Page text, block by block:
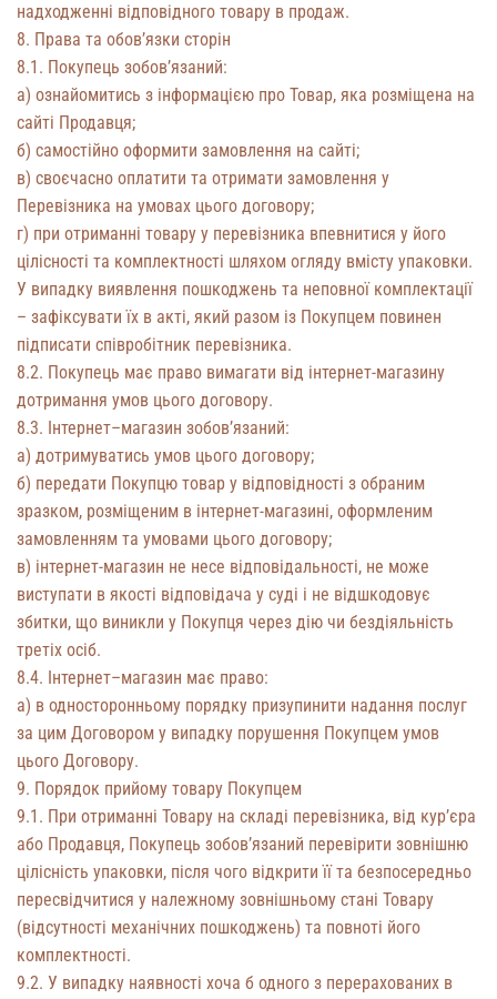
надходженні відповідного товару в продаж.
8. Права та обов’язки сторін
8.1. Покупець зобов’язаний:
а) ознайомитись з інформацією про Товар, яка розміщена на
сайті Продавця;
б) самостійно оформити замовлення на сайті;
в) своєчасно оплатити та отримати замовлення у
Перевізника на умовах цього договору;
г) при отриманні товару у перевізника впевнитися у його
цілісності та комплектності шляхом огляду вмісту упаковки.
У випадку виявлення пошкоджень та неповної комплектації
– зафіксувати їх в акті, який разом із Покупцем повинен
підписати співробітник перевізника.
8.2. Покупець має право вимагати від інтернет-магазину
дотримання умов цього договору.
8.3. Інтернет–магазин зобов’язаний:
а) дотримуватись умов цього договору;
б) передати Покупцю товар у відповідності з обраним
зразком, розміщеним в інтернет-магазині, оформленим
замовленням та умовами цього договору;
в) інтернет-магазин не несе відповідальності, не може
виступати в якості відповідача у суді і не відшкодовує
збитки, що виникли у Покупця через дію чи бездіяльність
третіх осіб.
8.4. Інтернет–магазин має право:
а) в односторонньому порядку призупинити надання послуг
за цим Договором у випадку порушення Покупцем умов
цього Договору.
9. Порядок прийому товару Покупцем
9.1. При отриманні Товару на складі перевізника, від кур’єра
або Продавця, Покупець зобов’язаний перевірити зовнішню
цілісність упаковки, після чого відкрити її та безпосередньо
пересвідчитися у належному зовнішньому стані Товару
(відсутності механічних пошкоджень) та повноті його
комплектності.
9.2. У випадку наявності хоча б одного з перерахованих в